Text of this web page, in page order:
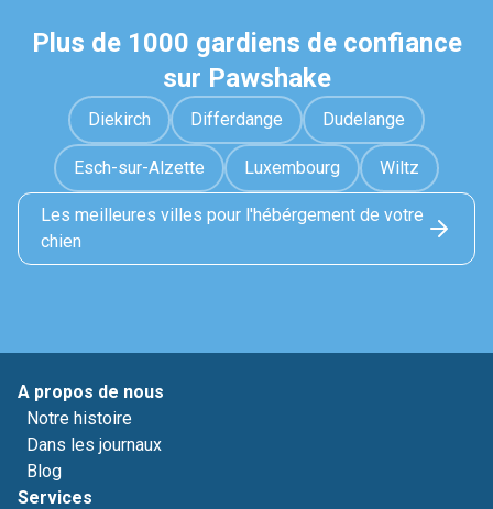
Plus de 1000 gardiens de confiance
sur Pawshake
Diekirch Differdange Dudelange
Esch-sur-Alzette Luxembourg Wiltz
Les meilleures villes pour l'hébérgement de votre
chien
A propos de nous
Notre histoire
Dans les journaux
Blog
Services